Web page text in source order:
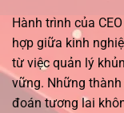
Hành trình của
hợp giữa kinh
từ việc quản lý
vững. Những
đoán tương lai